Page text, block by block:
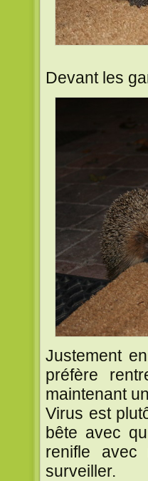
Devant les
Justement
préfère
maintenant
Virus est
bête avec
renifle
surveiller.